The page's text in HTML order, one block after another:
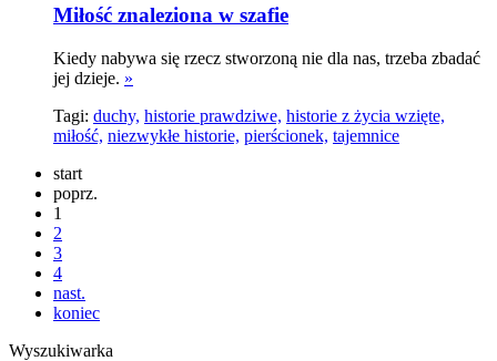
Miłość znaleziona w szafie
Kiedy nabywa się rzecz stworzoną nie dla nas, trzeba zbadać
jej dzieje. »
Tagi: duchy, historie prawdziwe, historie z życia wzięte,
miłość, niezwykłe historie, pierścionek, tajemnice
start
poprz.
1
2
3
4
nast.
koniec
Wyszukiwarka